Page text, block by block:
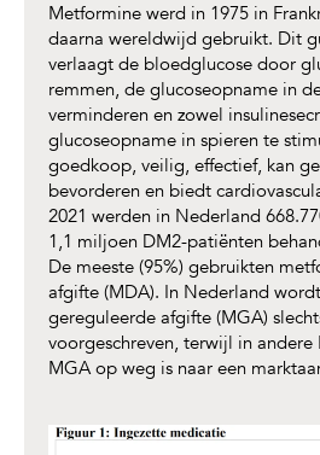
Metformine werd in 1975 in
daarna wereldwijd gebruikt. Dit
verlaagt de bloedglucose door
remmen, de glucoseopname in
verminderen en zowel
glucoseopname in spieren te
goedkoop, veilig, effectief, kan
bevorderen en biedt
2021 werden in Nederland
1,1 miljoen DM2-patiënten
De meeste (95%) gebruikten
afgifte (MDA). In Nederland
gereguleerde afgifte (MGA)
voorgeschreven, terwijl in andere
MGA op weg is naar een